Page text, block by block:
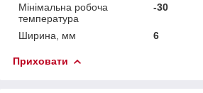
Мінімальна робоча
температура
-30
Ширина, мм 6
Приховати